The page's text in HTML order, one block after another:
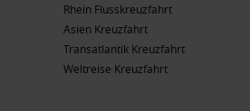
Rhein Flusskreuzfahrt
Asien Kreuzfahrt
Transatlantik Kreuzfahrt
Weltreise Kreuzfahrt